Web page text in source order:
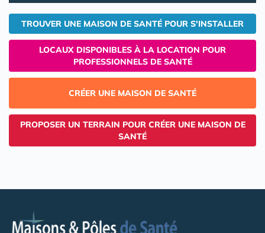
TROUVER UNE MAISON DE SANTÉ POUR S'INSTALLER
LOCAUX DISPONIBLES À LA LOCATION POUR
PROFESSIONNELS DE SANTÉ
CRÉER UNE MAISON DE SANTÉ
PROPOSER UN TERRAIN POUR CRÉER UNE MAISON DE
SANTÉ